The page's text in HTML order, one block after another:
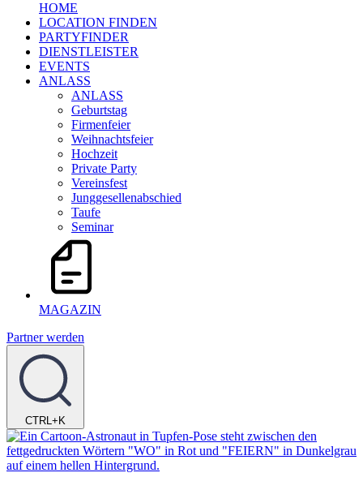
HOME
LOCATION FINDEN
PARTYFINDER
DIENSTLEISTER
EVENTS
ANLASS
ANLASS
Geburtstag
Firmenfeier
Weihnachtsfeier
Hochzeit
Private Party
Vereinsfest
Junggesellenabschied
Taufe
Seminar
MAGAZIN
Partner werden
CTRL+K